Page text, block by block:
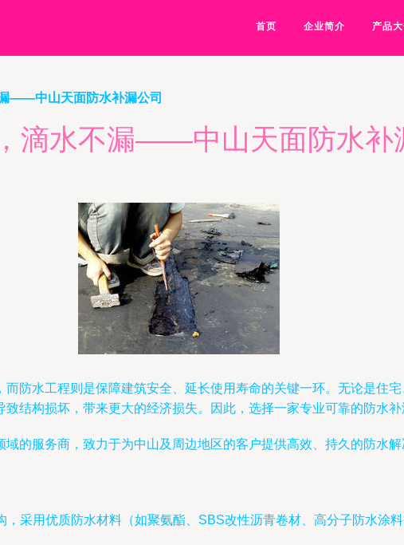
首页 企业简介 产品
——中山天面防水补漏公司
滴水不漏——中山天面防水补
防水工程则是保障建筑安全、延长使用寿命的关键一环。无论是住
结构损坏，带来更大的经济损失。因此，选择一家专业可靠的防水补
的服务商，致力于为中山及周边地区的客户提供高效、持久的防水
，采用优质防水材料（如聚氨酯、SBS改性沥青卷材、高分子防水涂